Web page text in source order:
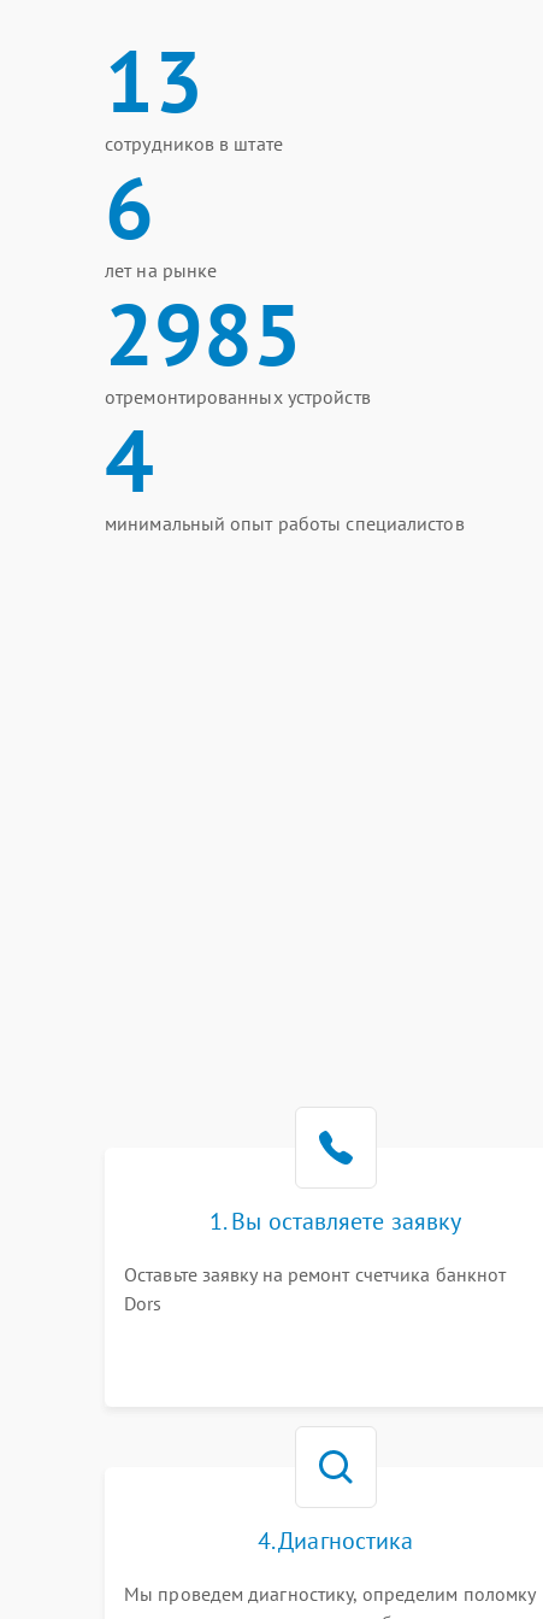
13
сотрудников в штате
6
лет на рынке
2985
отремонтированных устройств
4
минимальный опыт работы специалистов
1. Вы оставляете заявку
Оставьте заявку на ремонт счетчика банкнот
Dors
4. Диагностика
Мы проведем диагностику, определим поломку